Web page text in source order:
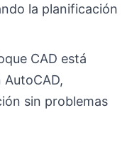
la planificación
CAD está
sin problemas